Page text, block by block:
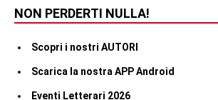
NON PERDERTI NULLA!
Scopri i nostri AUTORI
Scarica la nostra APP Android
Eventi Letterari 2026